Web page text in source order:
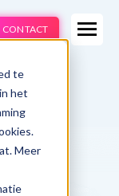
te
het
Meer
CONTACT